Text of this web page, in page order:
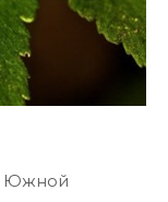
Южной